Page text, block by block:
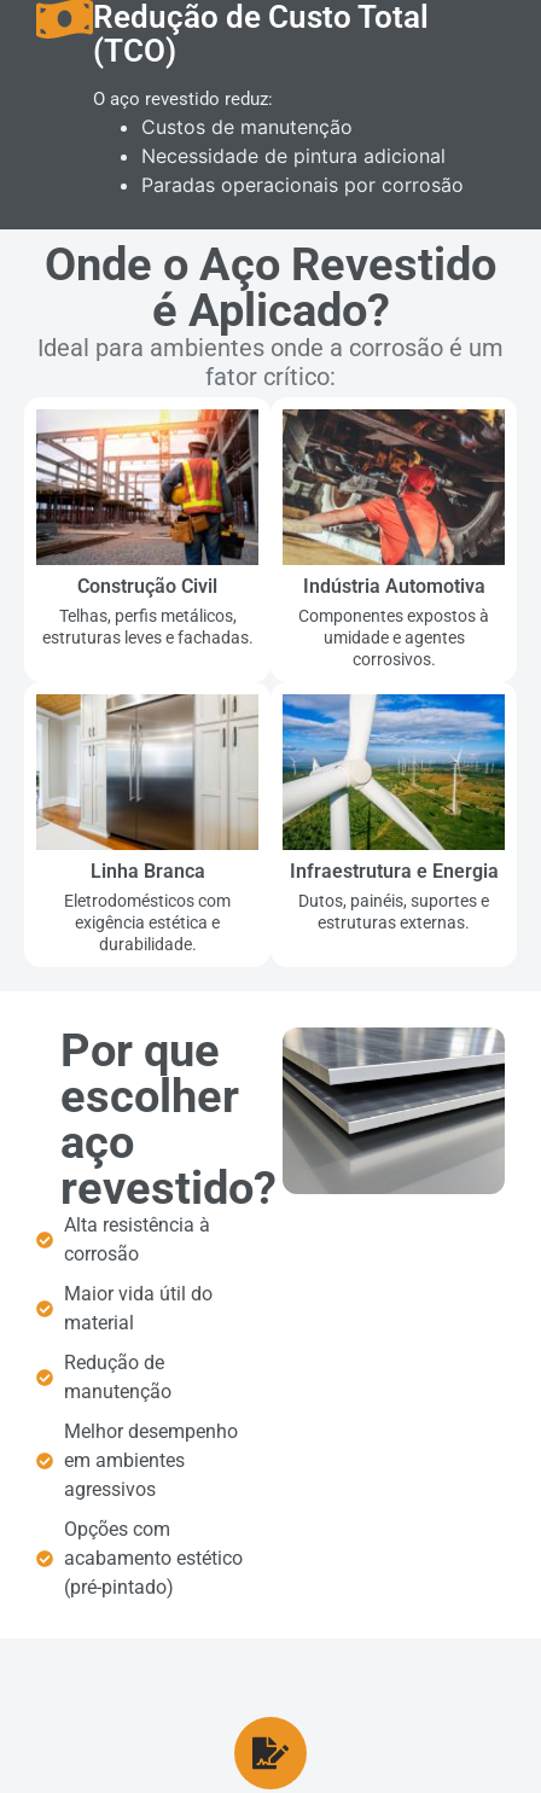
Redução de Custo Total
(TCO)
O aço revestido reduz:
Custos de manutenção
Necessidade de pintura adicional
Paradas operacionais por corrosão
Onde o Aço Revestido
é Aplicado?
Ideal para ambientes onde a corrosão é um
fator crítico:
Construção Civil
Telhas, perfis metálicos,
estruturas leves e fachadas.
Indústria Automotiva
Componentes expostos à
umidade e agentes
corrosivos.
Linha Branca
Eletrodomésticos com
exigência estética e
durabilidade.
Infraestrutura e Energia
Dutos, painéis, suportes e
estruturas externas.
Por que
escolher
aço
revestido?
Alta resistência à
corrosão
Maior vida útil do
material
Redução de
manutenção
Melhor desempenho
em ambientes
agressivos
Opções com
acabamento estético
(pré-pintado)